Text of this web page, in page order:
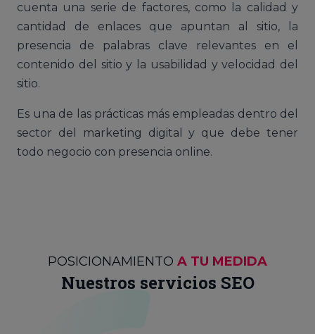
cuenta una serie de factores, como la calidad y
cantidad de enlaces que apuntan al sitio, la
presencia de palabras clave relevantes en el
contenido del sitio y la usabilidad y velocidad del
sitio.
Es una de las prácticas más empleadas dentro del
sector del marketing digital y que debe tener
todo negocio con presencia online.
POSICIONAMIENTO A TU MEDIDA
Nuestros servicios SEO